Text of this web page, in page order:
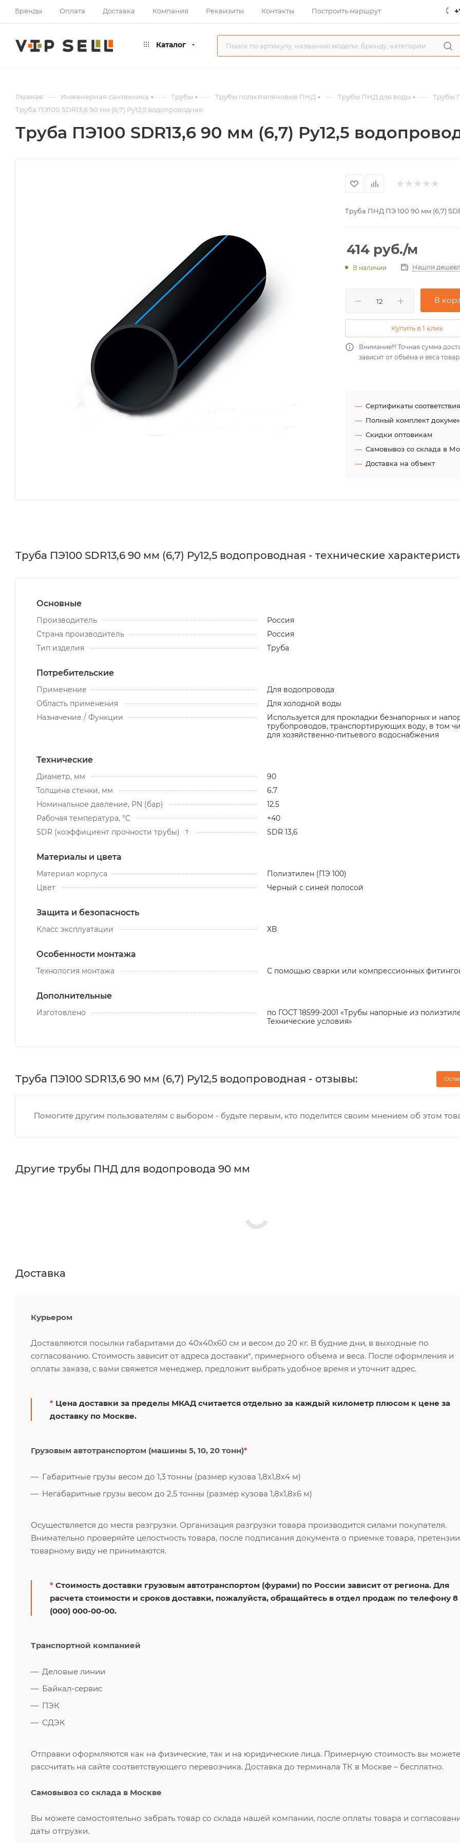
Бренды Оплата Доставка Компания Реквизиты Контакты Построить маршрут
Каталог
Главная — Инженерная сантехника — Трубы — Трубы полиэтиленовые ПНД — Трубы ПНД для воды —
Трубы
Труба ПЭ100 SDR13,6 90 мм (6,7) Ру12,5 водопроводная
Труба ПЭ100 SDR13,6 90 мм (6,7) Ру12,5
Труба ПНД ПЭ 100 90 мм (6,7)
414 руб./м
В наличии Нашли
В
Купить в 1 клик
Внимание!!! Точная сумма
зависит от объёма и веса
Сертификаты соответствия
Полный комплект
Скидки оптовикам
Самовывоз со склада в
Доставка на объект
Труба ПЭ100 SDR13,6 90 мм (6,7) Ру12,5 водопроводная - технические
Основные
Производитель
Россия
Страна производитель
Россия
Тип изделия
Труба
Потребительские
Применение
Для водопровода
Область применения
Для холодной воды
Назначение / Функции
Используется для прокладки безнапорных и
трубопроводов, транспортирующих воду, в том
для хозяйственно-питьевого водоснабжения
Технические
Диаметр, мм
90
Толщина стенки, мм
6.7
Номинальное давление, PN (бар)
12.5
Рабочая температура, °С
+40
SDR (коэффициент прочности трубы)
? SDR 13,6
Материалы и цвета
Материал корпуса
Полиэтилен (ПЭ 100)
Цвет
Черный с синей полосой
Защита и безопасность
Класс эксплуатации ХВ
Особенности монтажа
Технология монтажа С помощью сварки или компрессионных
Дополнительные
Изготовлено
по ГОСТ 18599-2001 «Трубы напорные из
Технические условия»
Труба ПЭ100 SDR13,6 90 мм (6,7) Ру12,5 водопроводная - отзывы:
Помогите другим пользователям с выбором - будьте первым, кто поделится своим мнением об этом
Другие трубы ПНД для водопровода 90 мм
Доставка
Курьером
Доставляются посылки габаритами до 40х40х60 см и весом до 20 кг. В будние дни, в выходные по
согласованию. Стоимость зависит от адреса доставки*, примерного объема и веса. После оформления и
оплаты заказа, с вами свяжется менеджер, предложит выбрать удобное время и уточнит адрес.
* Цена доставки за пределы МКАД считается отдельно за каждый километр плюсом к цене за
доставку по Москве.
Грузовым автотранспортом (машины 5, 10, 20 тонн)*
Габаритные грузы весом до 1,3 тонны (размер кузова 1,8х1,8х4 м)
Негабаритные грузы весом до 2,5 тонны (размер кузова 1,8х1,8х6 м)
Осуществляется до места разгрузки. Организация разгрузки товара производится силами покупателя.
Внимательно проверяйте целостность товара, после подписания документа о приемке товара,
товарному виду не принимаются.
* Стоимость доставки грузовым автотранспортом (фурами) по России зависит от региона. Для
расчета стоимости и сроков доставки, пожалуйста, обращайтесь в отдел продаж по телефону 8
(000) 000-00-00.
Транспортной компанией
Деловые линии
Байкал-сервис
ПЭК
СДЭК
Отправки оформляются как на физические, так и на юридические лица. Примерную стоимость вы можете
рассчитать на сайте соответствующего перевозчика. Доставка до терминала ТК в Москве – бесплатно.
Самовывоз со склада в Москве
Вы можете самостоятельно забрать товар со склада нашей компании, после оплаты товара и
даты отгрузки.